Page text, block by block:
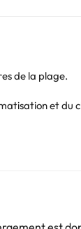
de la plage.
et
del